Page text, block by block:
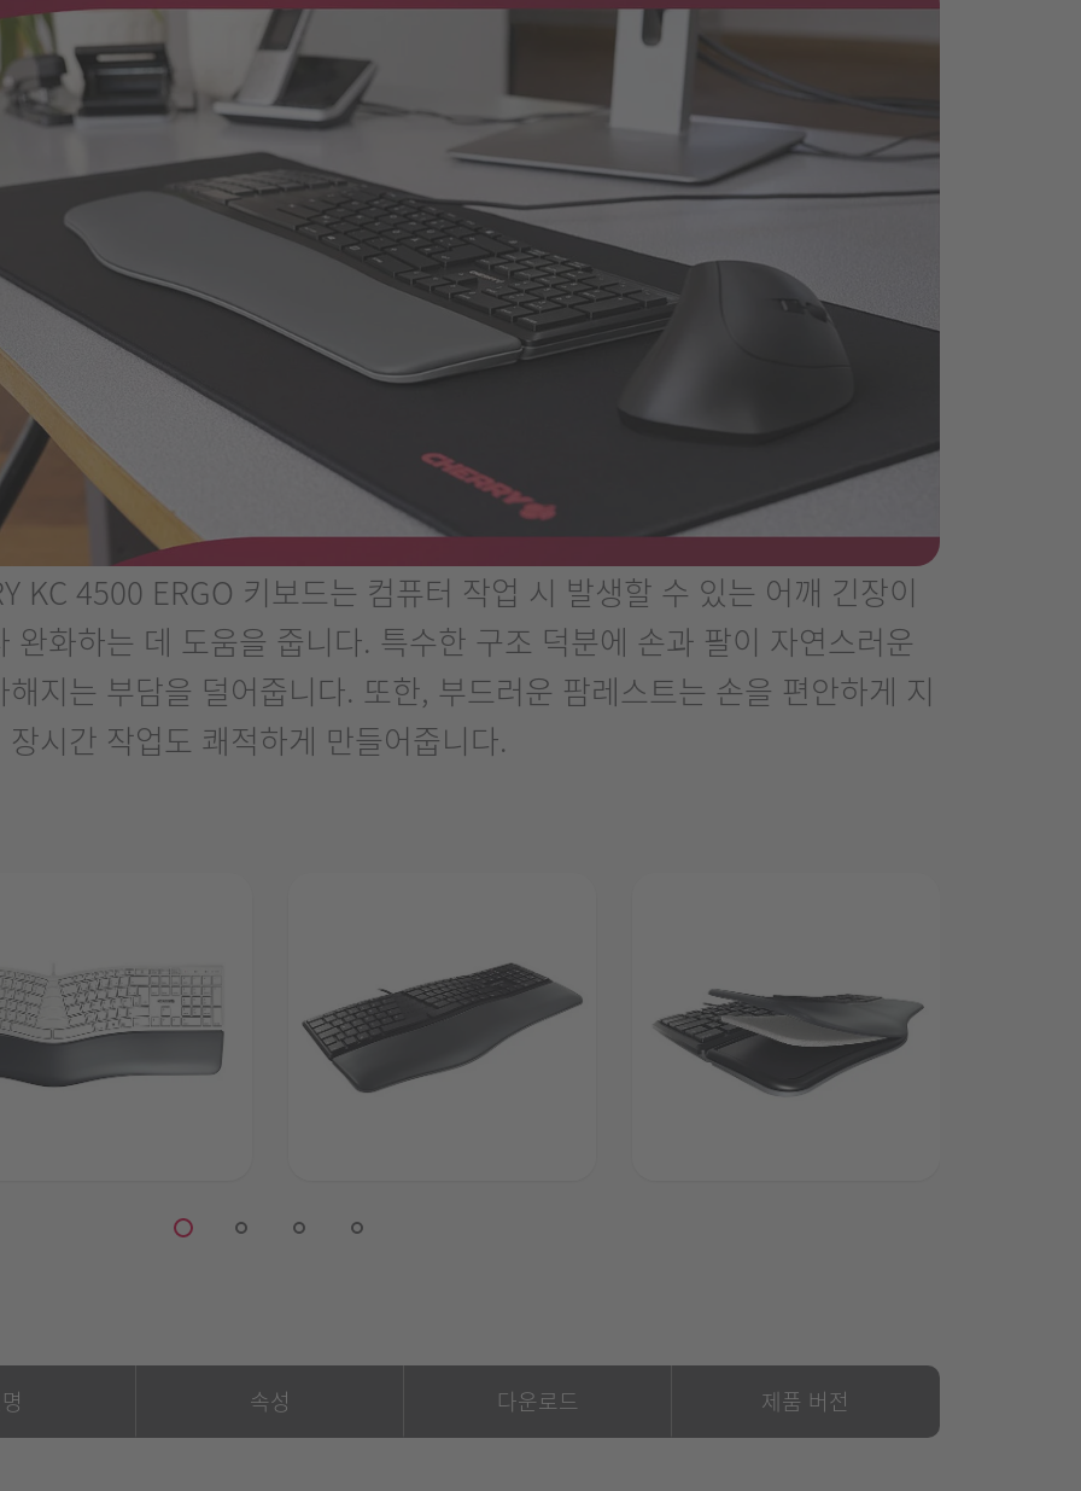
KC 4500 ERGO 키보드는 컴퓨터 작업 시 발생할 수 있는 어깨 긴장이
완화하는 데 도움을 줍니다. 특수한 구조 덕분에 손과 팔이 자연스러운
지는 부담을 덜어줍니다. 또한, 부드러운 팜레스트는 손을 편안하게 지
시간 작업도 쾌적하게 만들어줍니다.
속성 다운로드 제품 버전